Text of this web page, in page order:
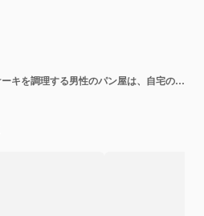
自宅で赤いベルベットケーキを調理する男性のパン屋は、自宅のフードプロセッサー作業でバニラカトルフィッシュを追加してケーキを準備します